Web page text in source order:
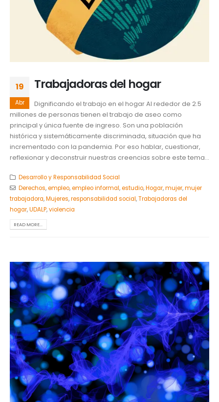
19
Abr
Trabajadoras del hogar
Dignificando el trabajo en el hogar Al rededor de 2.5
millones de personas tienen el trabajo de aseo como
principal y única fuente de ingreso. Son una población
histórica y sistemáticamente discriminada, situación que ha
incrementado con la pandemia. Por eso hablar, cuestionar,
reflexionar y deconstruir nuestras creencias sobre este tema...
Desarrollo y Responsabilidad Social
Derechos,empleo,empleo informal,estudio,Hogar,mujer,mujer
trabajadora,Mujeres,responsabilidad social,Trabajadoras del
hogar,UDALP,violencia
READ MORE...